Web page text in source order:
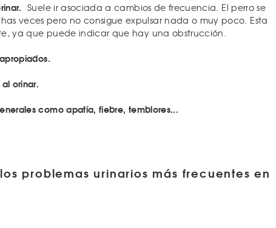
Suele ir asociada a cambios de frecuencia. El perro se
veces pero no consigue expulsar nada o muy poco. Esta
ya que puede indicar que hay una obstrucción.
orinar.
como apatía, fiebre, temblores...
problemas urinarios más frecuentes en